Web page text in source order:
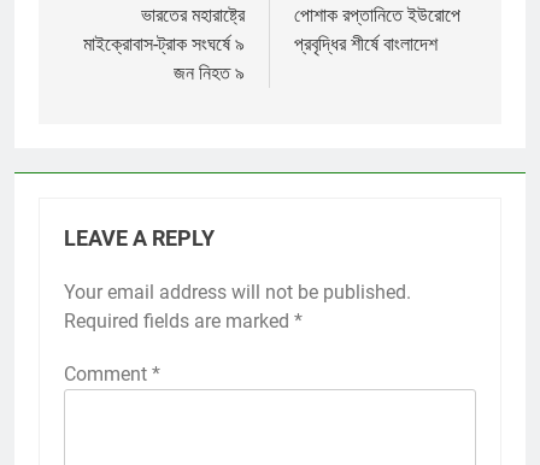
navigation
ভারতের মহারাষ্ট্রে
মাইক্রোবাস-ট্রাক সংঘর্ষে ৯
জন নিহত ৯
পোশাক রপ্তানিতে ইউরোপে
প্রবৃদ্ধির শীর্ষে বাংলাদেশ
LEAVE A REPLY
Your email address will not be published.
Required fields are marked *
Comment *